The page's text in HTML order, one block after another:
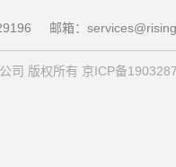
邮箱：
司 版权所有 京ICP备